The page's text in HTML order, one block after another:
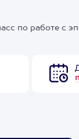
по работе с